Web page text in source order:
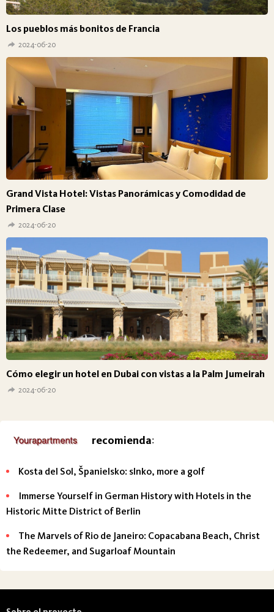
Los pueblos más bonitos de Francia
2024-06-20
Grand Vista Hotel: Vistas Panorámicas y Comodidad de
Primera Clase
2024-06-20
Cómo elegir un hotel en Dubai con vistas a la Palm Jumeirah
2024-06-20
recomienda:
Kosta del Sol, Španielsko: slnko, more a golf
Immerse Yourself in German History with Hotels in the
Historic Mitte District of Berlin
The Marvels of Rio de Janeiro: Copacabana Beach, Christ
the Redeemer, and Sugarloaf Mountain